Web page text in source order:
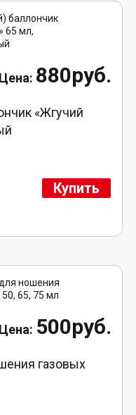
880руб.
«Жгучий
Купить
500руб.
газовых